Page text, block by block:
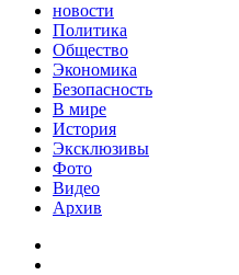
новости
Политика
Общество
Экономика
Безопасность
В мире
История
Эксклюзивы
Фото
Видео
Архив